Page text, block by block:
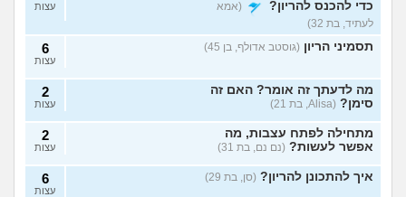
כדי להכנס להריון?
(אמא
לעתיד, בת 32)
עצות
תסמיני הריון (גוסטב אדולף, בן 45) 6
עצות
מה לדעתך זה אומר? האם זה
סימן? (Alisa, בת 21)
2
עצות
מתחילה לפתח עצבות, מה
אפשר לעשות? (נם נם, בת 31)
2
עצות
איך להתכונן להריון? (סן, בת 29) 6
עצות